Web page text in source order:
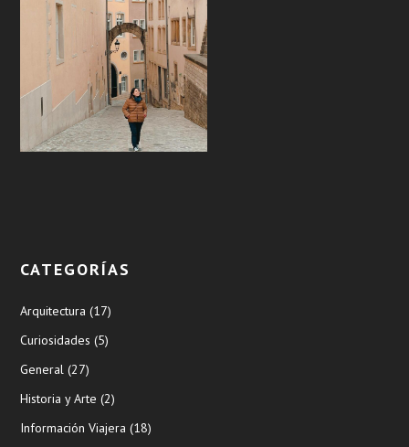
CATEGORÍAS
Arquitectura (17)
Curiosidades (5)
General (27)
Historia y Arte (2)
Información Viajera (18)